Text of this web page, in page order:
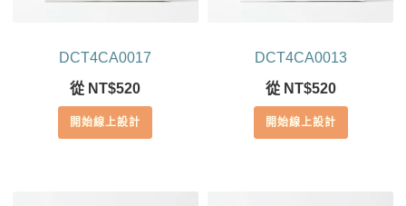
DCT4CA0017
從 NT$520
開始線上設計
DCT4CA0013
從 NT$520
開始線上設計